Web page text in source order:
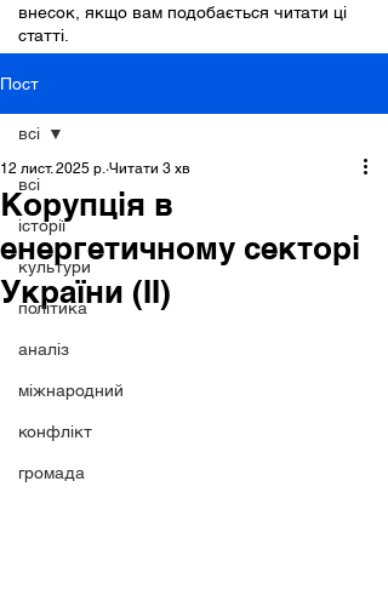
внесок, якщо вам подобається читати ці
статті.
Пост
всі
історії
культури
політика
аналіз
міжнародний
конфлікт
громада
всі
Корупція в
енергетичному секторі
України (II)
12 лист. 2025 р. Читати 3 хв